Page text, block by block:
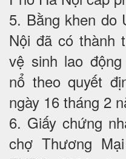
5. Bằng khen do
Nội đã có thành
vệ sinh lao
nổ theo quyết
ngày 16 tháng 2
6. Giấy chứng
chợ Thương